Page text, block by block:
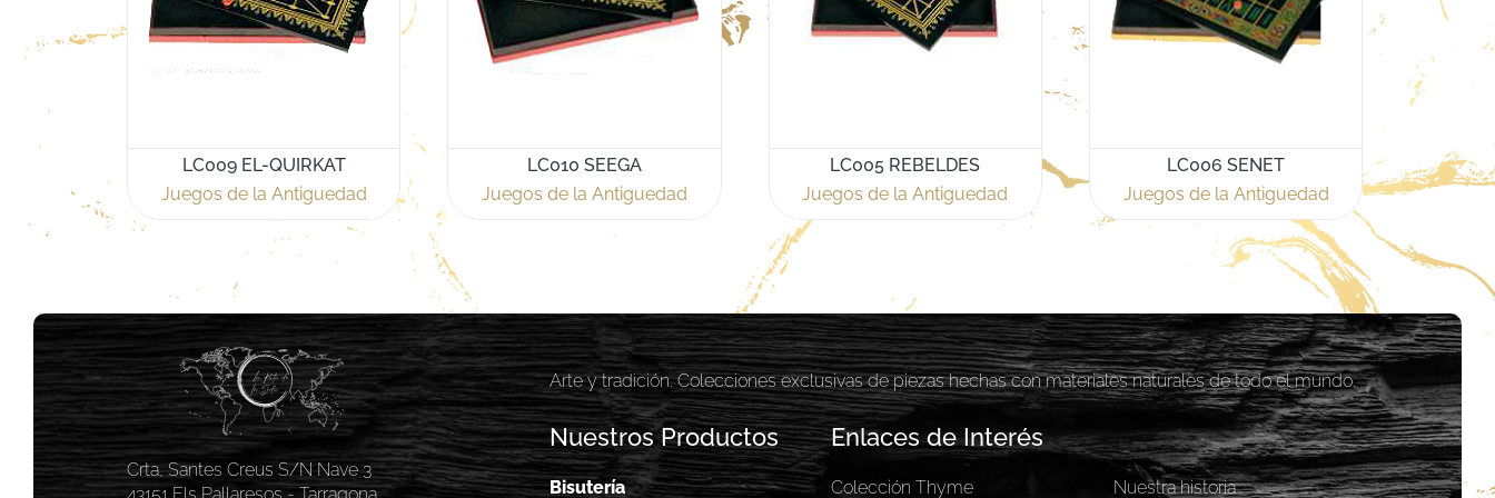
LC009 EL-QUIRKAT
Juegos de la Antiguedad
LC010 SEEGA
Juegos de la Antiguedad
LC005 REBELDES
Juegos de la Antiguedad
LC006 SENET
Juegos de la Antiguedad
Crta, Santes Creus S/N Nave 3
Arte y tradición. Colecciones exclusivas de piezas hechas con materiales naturales de todo el mundo.
Nuestros Productos
Bisutería
Enlaces de Interés
Colección Thyme Nuestra historia